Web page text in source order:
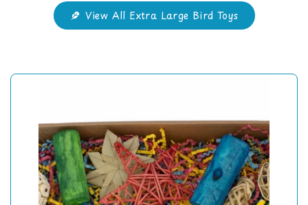
View All Extra Large Bird Toys